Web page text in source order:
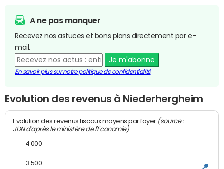
A ne pas manquer
Recevez nos astuces et bons plans directement par e-
mail.
Je m'abonne
En savoir plus sur notre politique de confidentialité
Evolution des revenus à Niederhergheim
Evolution des revenus fiscaux moyens par foyer (source :
JDN d'après le ministère de l'Economie)
3 500
4 000